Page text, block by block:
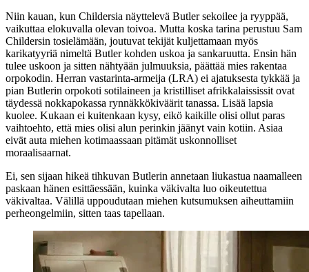
Niin kauan, kun Childersia näyttelevä Butler sekoilee ja ryyppää,
vaikuttaa elokuvalla olevan toivoa. Mutta koska tarina perustuu Sam
Childersin tosielämään, joutuvat tekijät kuljettamaan myös
karikatyyriä nimeltä Butler kohden uskoa ja sankaruutta. Ensin hän
tulee uskoon ja sitten nähtyään julmuuksia, päättää mies rakentaa
orpokodin. Herran vastarinta-armeija (LRA) ei ajatuksesta tykkää ja
pian Butlerin orpokoti sotilaineen ja kristilliset afrikkalaississit ovat
täydessä nokkapokassa rynnäkkökiväärit tanassa. Lisää lapsia
kuolee. Kukaan ei kuitenkaan kysy, eikö kaikille olisi ollut paras
vaihtoehto, että mies olisi alun perinkin jäänyt vain kotiin. Asiaa
eivät auta miehen kotimaassaan pitämät uskonnolliset
moraalisaarnat.
Ei, sen sijaan hikeä tihkuvan Butlerin annetaan liukastua naamalleen
paskaan hänen esittäessään, kuinka väkivalta luo oikeutettua
väkivaltaa. Välillä uppoudutaan miehen kutsumuksen aiheuttamiin
perheongelmiin, sitten taas tapellaan.